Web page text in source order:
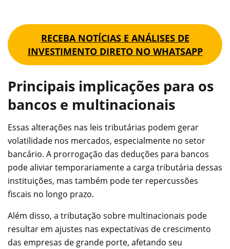
RECEBA NOTÍCIAS E ANÁLISES DE
INVESTIMENTO DIRETO NO WHATSAPP
Principais implicações para os
bancos e multinacionais
Essas alterações nas leis tributárias podem gerar
volatilidade nos mercados, especialmente no setor
bancário. A prorrogação das deduções para bancos
pode aliviar temporariamente a carga tributária dessas
instituições, mas também pode ter repercussões
fiscais no longo prazo.
Além disso, a tributação sobre multinacionais pode
resultar em ajustes nas expectativas de crescimento
das empresas de grande porte, afetando seu